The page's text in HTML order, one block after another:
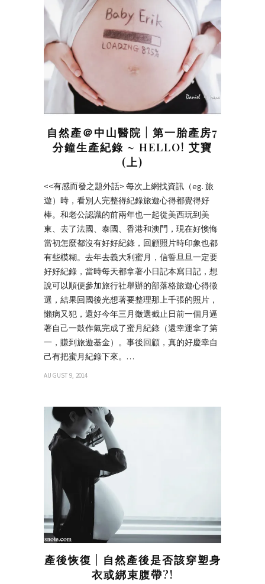
自然產＠中山醫院 | 第一胎產房7
分鐘生產紀錄 ~ HELLO! 艾寶
(上)
<<有感而發之題外話> 每次上網找資訊（eg. 旅
遊）時，看別人完整得紀錄旅遊心得都覺得好
棒。和老公認識的前兩年也一起從美西玩到美
東、去了法國、泰國、香港和澳門，現在好懊悔
當初怎麼都沒有好好紀錄，回顧照片時印象也都
有些模糊。去年去義大利蜜月，信誓旦旦一定要
好好紀錄，當時每天都拿著小日記本寫日記，想
說可以順便參加旅行社舉辦的部落格旅遊心得徵
選，結果回國後光想著要整理那上千張的照片，
懶病又犯，還好今年三月徵選截止日前一個月逼
著自己一鼓作氣完成了蜜月紀錄（還幸運拿了第
一，賺到旅遊基金）。事後回顧，真的好慶幸自
己有把蜜月紀錄下來。…
AUGUST 9, 2014
產後恢復 | 自然產後是否該穿塑身
衣或綁束腹帶?!